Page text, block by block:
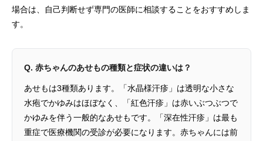
場合は、自己判断せず専門の医師に相談することをおすすめしま
す。
Q. 赤ちゃんのあせもの種類と症状の違いは？
あせもは3種類あります。「水晶様汗疹」は透明な小さな
水疱でかゆみはほぼなく、「紅色汗疹」は赤いぶつぶつで
かゆみを伴う一般的なあせもです。「深在性汗疹」は最も
重症で医療機関の受診が必要になります。赤ちゃんには前